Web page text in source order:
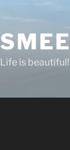
Life is beautiful!